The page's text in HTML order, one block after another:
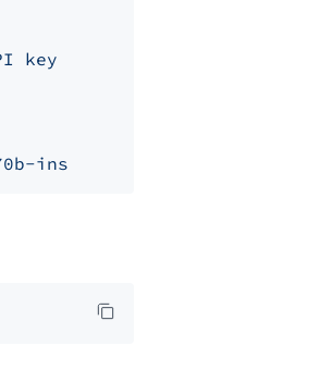
key for Fireworks AI: "
instruct"